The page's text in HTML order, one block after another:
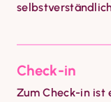
Check-in
Zum Check-in ist